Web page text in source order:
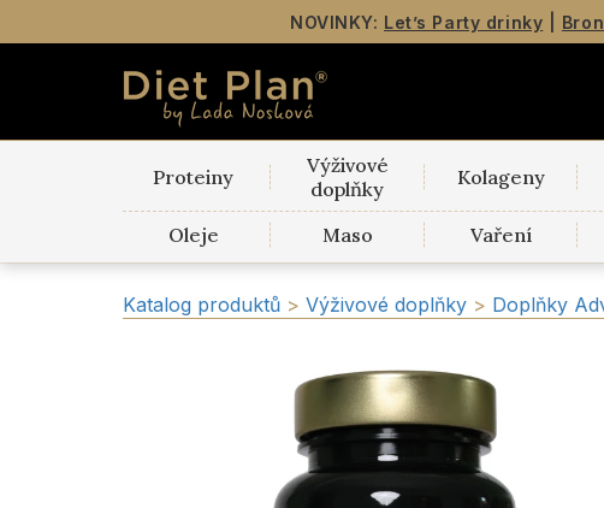
NOVINKY: Let’s Party drinky
Proteiny
Výživové
doplňky
Kolageny
Oleje
Maso Vaření
Katalog produktů > Výživové doplňky > Doplňky